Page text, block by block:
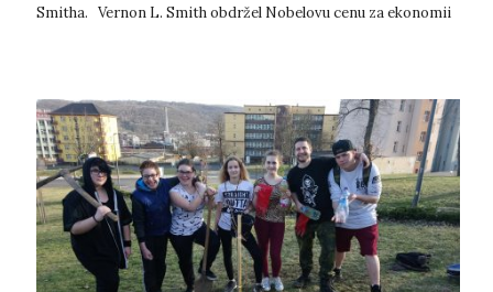
Smitha. Vernon L. Smith obdržel Nobelovu cenu za ekonomii